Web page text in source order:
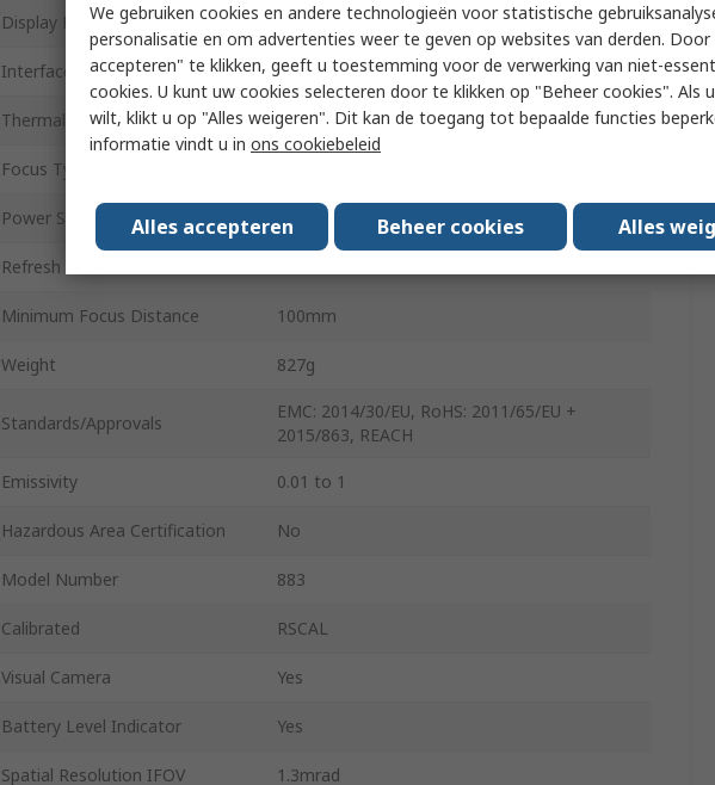
Display Resolution 320 x 240 pixel
Interface Type USB 2.0, Bluetooth
Thermal Sensitivity 40mK
Focus Type
Power Source Battery
Refresh Rate
Minimum Focus Distance 100mm
Weight 827g
Standards/Approvals
EMC: 2014/30/EU, RoHS: 2011/65/EU +
2015/863, REACH
Emissivity 0.01 to 1
Hazardous Area Certification No
Model Number 883
Calibrated RSCAL
Visual Camera Yes
Battery Level Indicator Yes
Spatial Resolution IFOV 1.3mrad
We gebruiken cookies en andere technologieën voor statistische
personalisatie en om advertenties weer te geven op websites van derden. Door
accepteren" te klikken, geeft u toestemming voor de verwerking van niet-
cookies. U kunt uw cookies selecteren door te klikken op "Beheer cookies". Als
wilt, klikt u op "Alles weigeren". Dit kan de toegang tot bepaalde functies
informatie vindt u in ons cookiebeleid
Alles accepteren Beheer cookies Alles